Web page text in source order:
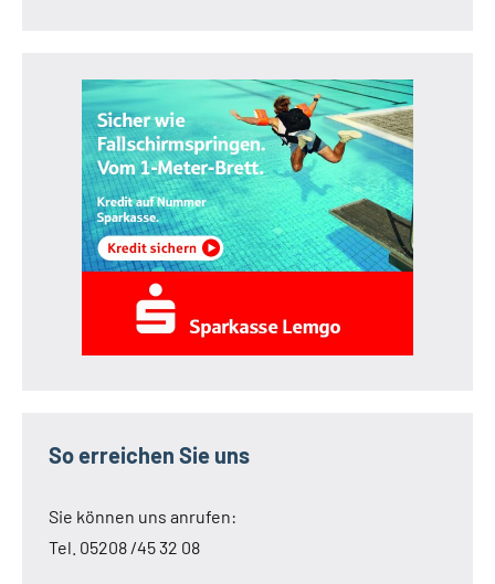
So erreichen Sie uns
Sie können uns anrufen:
Tel. 05208 /45 32 08